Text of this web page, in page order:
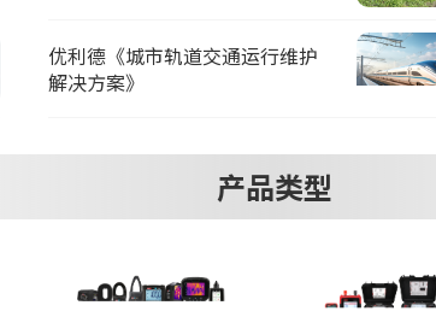
优利德《城市轨道交通运行维护
解决方案》
产品类型